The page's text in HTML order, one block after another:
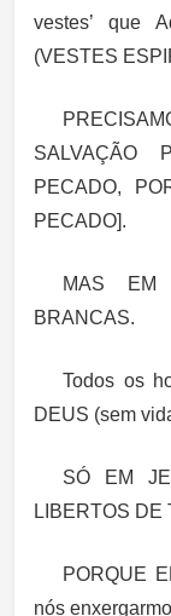
vestes’ que
(VESTES
SALVAÇÃO
PECADO,
PECADO].
MAS EM
BRANCAS.
Todos os
DEUS (sem
SÓ EM
LIBERTOS DE
PORQUE
nós